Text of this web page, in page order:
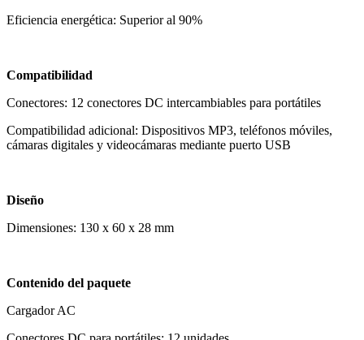
Eficiencia energética: Superior al 90%
Compatibilidad
Conectores: 12 conectores DC intercambiables para portátiles
Compatibilidad adicional: Dispositivos MP3, teléfonos móviles,
cámaras digitales y videocámaras mediante puerto USB
Diseño
Dimensiones: 130 x 60 x 28 mm
Contenido del paquete
Cargador AC